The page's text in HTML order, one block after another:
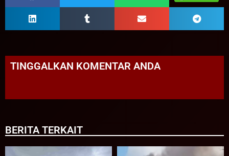
TINGGALKAN KOMENTAR ANDA
BERITA TERKAIT